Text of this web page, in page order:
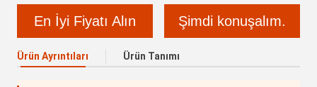
En İyi Fiyatı Alın Şimdi konuşalım.
Ürün Ayrıntıları Ürün Tanımı